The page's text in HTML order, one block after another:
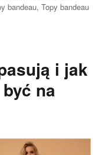
bandeau,Topy bandeau
i jak
na